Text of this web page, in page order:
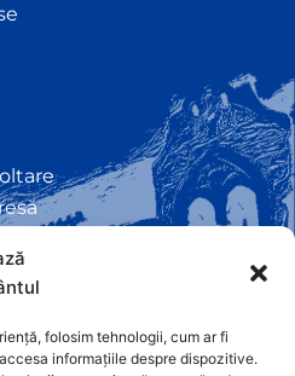
folosim tehnologii, cum ar fi
informațiile despre dispozitive.